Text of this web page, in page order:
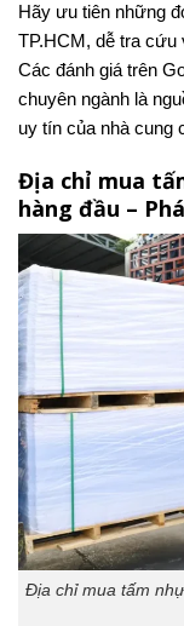
Hãy ưu tiên những
TP.HCM, dễ tra
Các đánh giá trên
chuyên ngành là
uy tín của nhà cung
Địa chỉ mua
hàng đầu –
Địa chỉ mua tấm